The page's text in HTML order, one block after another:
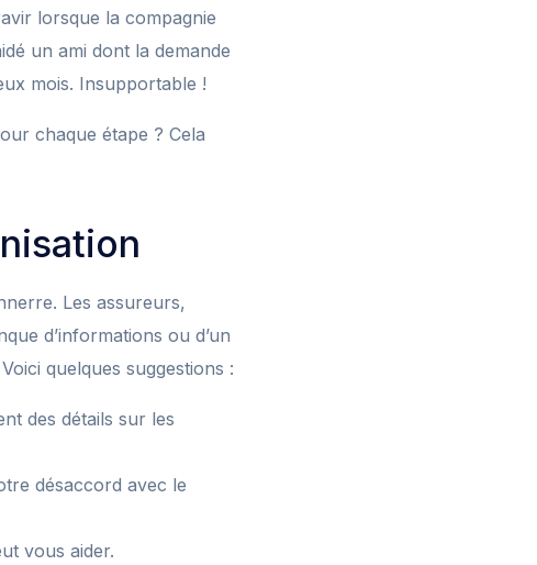
lorsque la compagnie
un ami dont la demande
mois. Insupportable !
chaque étape ? Cela
Les assureurs,
d’informations ou d’un
quelques suggestions :
des détails sur les
désaccord avec le
vous aider.